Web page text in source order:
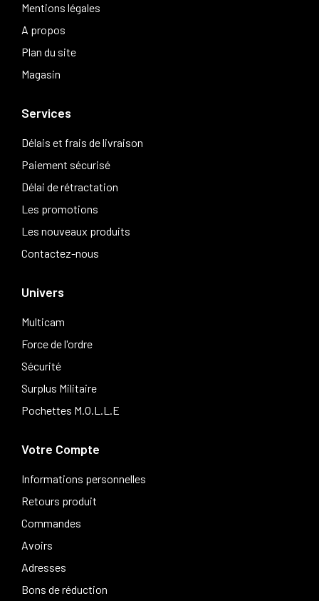
Mentions légales
A propos
Plan du site
Magasin
Services
Délais et frais de livraison
Paiement sécurisé
Délai de rétractation
Les promotions
Les nouveaux produits
Contactez-nous
Univers
Multicam
Force de l'ordre
Sécurité
Surplus Militaire
Pochettes M.O.L.L.E
Votre Compte
Informations personnelles
Retours produit
Commandes
Avoirs
Adresses
Bons de réduction